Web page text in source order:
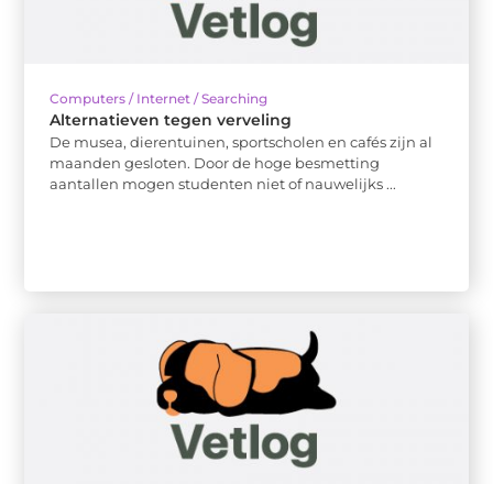
Computers / Internet / Searching
Alternatieven tegen verveling
De musea, dierentuinen, sportscholen en cafés zijn al
maanden gesloten. Door de hoge besmetting
aantallen mogen studenten niet of nauwelijks ...